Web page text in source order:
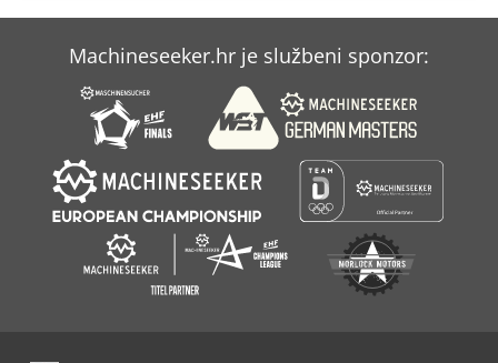
Machineseeker.hr je službeni sponzor: